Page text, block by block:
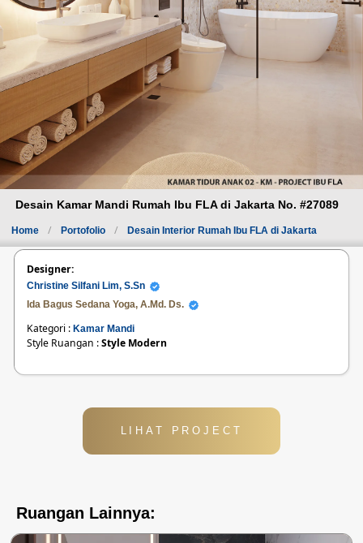
Desain Kamar Mandi Rumah Ibu FLA di Jakarta No. #27089
Home Portofolio Desain Interior Rumah Ibu FLA di Jakarta
Designer:
Christine Silfani Lim, S.Sn
Ida Bagus Sedana Yoga, A.Md. Ds.
Kategori : Kamar Mandi
Style Ruangan :Style Modern
LIHAT PROJECT
Ruangan Lainnya: